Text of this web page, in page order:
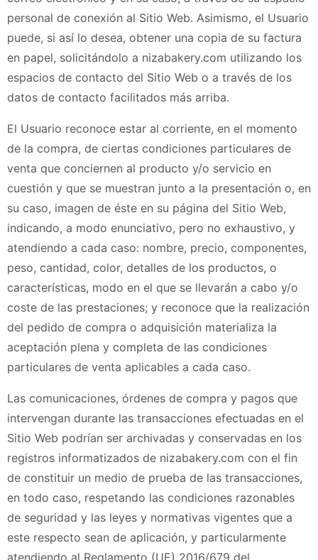
personal de conexión al Sitio Web. Asimismo, el Usuario
puede, si así lo desea, obtener una copia de su factura
en papel, solicitándolo a nizabakery.com utilizando los
espacios de contacto del Sitio Web o a través de los
datos de contacto facilitados más arriba.
El Usuario reconoce estar al corriente, en el momento
de la compra, de ciertas condiciones particulares de
venta que conciernen al producto y/o servicio en
cuestión y que se muestran junto a la presentación o, en
su caso, imagen de éste en su página del Sitio Web,
indicando, a modo enunciativo, pero no exhaustivo, y
atendiendo a cada caso: nombre, precio, componentes,
peso, cantidad, color, detalles de los productos, o
características, modo en el que se llevarán a cabo y/o
coste de las prestaciones; y reconoce que la realización
del pedido de compra o adquisición materializa la
aceptación plena y completa de las condiciones
particulares de venta aplicables a cada caso.
Las comunicaciones, órdenes de compra y pagos que
intervengan durante las transacciones efectuadas en el
Sitio Web podrían ser archivadas y conservadas en los
registros informatizados de nizabakery.com con el fin
de constituir un medio de prueba de las transacciones,
en todo caso, respetando las condiciones razonables
de seguridad y las leyes y normativas vigentes que a
este respecto sean de aplicación, y particularmente